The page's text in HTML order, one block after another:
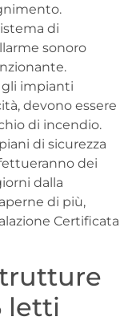
di
sonoro
gli impianti
devono essere
di incendio.
di sicurezza
dei
dalla
di più,
Certificata
letti